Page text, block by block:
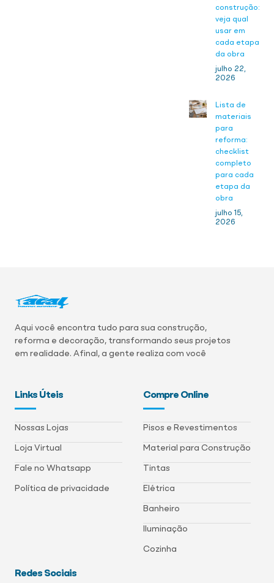
construção:
veja qual
usar em
cada etapa
da obra
julho 22,
2026
Lista de
materiais
para
reforma:
checklist
completo
para cada
etapa da
obra
julho 15,
2026
Aqui você encontra tudo para sua construção,
reforma e decoração, transformando seus projetos
em realidade. Afinal, a gente realiza com você
Links Úteis
Nossas Lojas
Loja Virtual
Fale no Whatsapp
Política de privacidade
Compre Online
Pisos e Revestimentos
Material para Construção
Tintas
Elétrica
Banheiro
Iluminação
Cozinha
Redes Sociais